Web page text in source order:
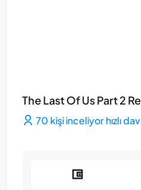
The Last Of Us Part 2
70 kişi inceliyor hızlı